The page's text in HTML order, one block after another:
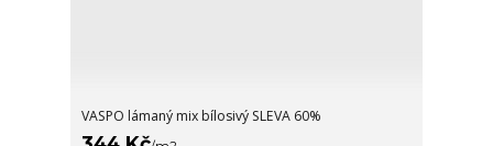
VASPO lámaný mix bílosivý SLEVA 60%